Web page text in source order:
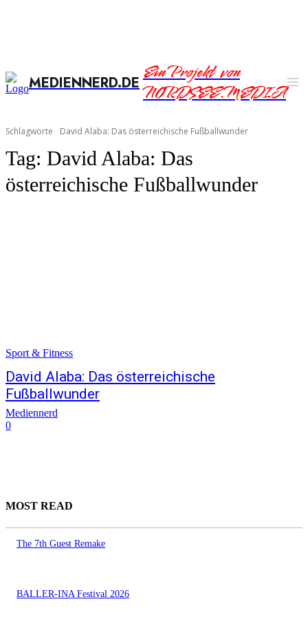
MEDIENNERD.DEEin Projekt von
NORDSEE.MEDIA
Schlagworte David Alaba: Das österreichische Fußballwunder
Tag: David Alaba: Das
österreichische Fußballwunder
Sport & Fitness
David Alaba: Das österreichische
Fußballwunder
Mediennerd
0
MOST READ
The 7th Guest Remake
BALLER-INA Festival 2026